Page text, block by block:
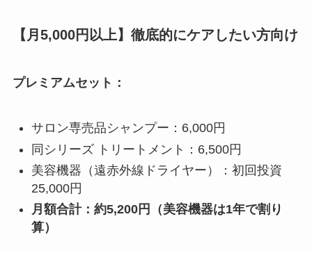
【月5,000円以上】徹底的にケアしたい方向け
プレミアムセット：
サロン専売品シャンプー：6,000円
同シリーズ トリートメント：6,500円
美容機器（遠赤外線ドライヤー）：初回投資
25,000円
月額合計：約5,200円（美容機器は1年で割り
算）